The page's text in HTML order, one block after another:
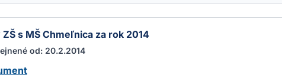
s MŠ Chmeľnica za rok 2014
od: 20.2.2014